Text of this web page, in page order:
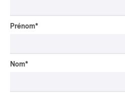
Prénom*
Nom*